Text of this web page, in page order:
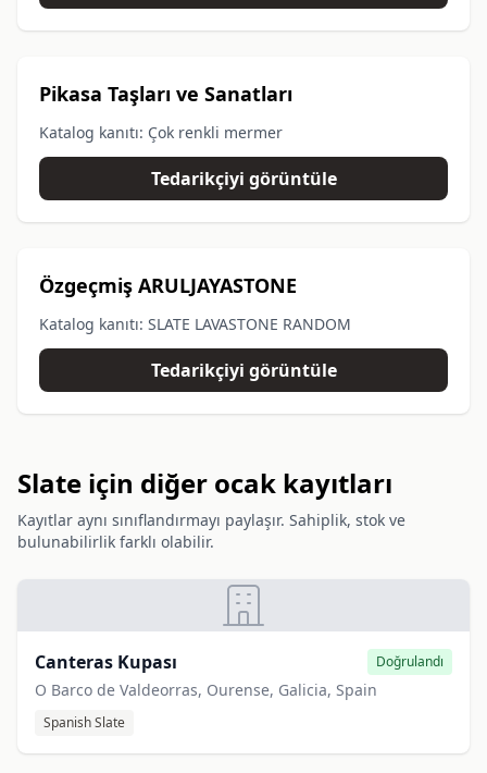
Pikasa Taşları ve Sanatları
Katalog kanıtı: Çok renkli mermer
Tedarikçiyi görüntüle
Özgeçmiş ARULJAYASTONE
Katalog kanıtı: SLATE LAVASTONE RANDOM
Tedarikçiyi görüntüle
Slate için diğer ocak kayıtları
Kayıtlar aynı sınıflandırmayı paylaşır. Sahiplik, stok ve
bulunabilirlik farklı olabilir.
Canteras Kupası Doğrulandı
O Barco de Valdeorras, Ourense, Galicia, Spain
Spanish Slate